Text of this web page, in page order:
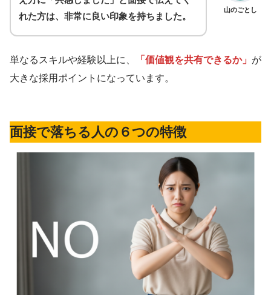
山のごとし
れた方は、非常に良い印象を持ちました。
単なるスキルや経験以上に、 「価値観を共有できるか」 が
大きな採用ポイントになっています。
面接で落ちる人の６つの特徴